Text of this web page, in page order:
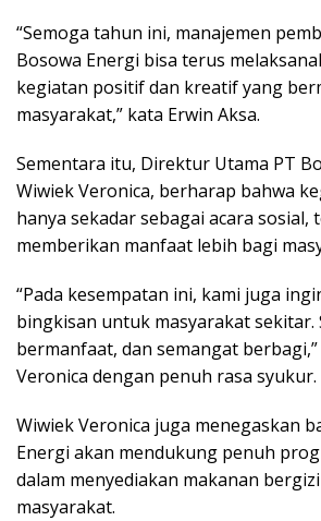
“Semoga tahun ini, manajemen
Bosowa Energi bisa terus
kegiatan positif dan kreatif yang
masyarakat,” kata Erwin Aksa.
Sementara itu, Direktur Utama PT
Wiwiek Veronica, berharap bahwa
hanya sekadar sebagai acara sosial,
memberikan manfaat lebih bagi
“Pada kesempatan ini, kami juga
bingkisan untuk masyarakat sekitar.
bermanfaat, dan semangat
Veronica dengan penuh rasa syukur.
Wiwiek Veronica juga menegaskan
Energi akan mendukung penuh
dalam menyediakan makanan
masyarakat.